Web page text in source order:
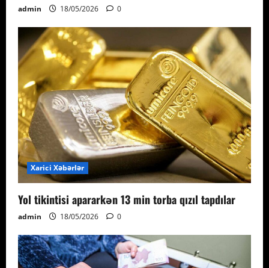
admin 18/05/2026 0
Xarici Xəbərlər
Yol tikintisi apararkən 13 min torba qızıl tapdılar
admin 18/05/2026 0